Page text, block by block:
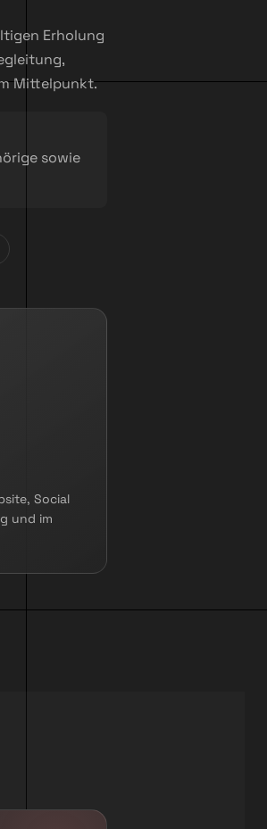
Erholung
Mittelpunkt.
sowie
Social
und im